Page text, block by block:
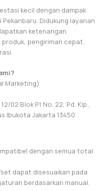
kecil dengan dampak
Didukung layanan
ketenangan
pengiriman cepat,
Marketing)
02 Blok P1 No. 22, Pd. Klp.,
Ibukota Jakarta 13450
dengan semua total
dapat disesuaikan pada
berdasarkan manual.